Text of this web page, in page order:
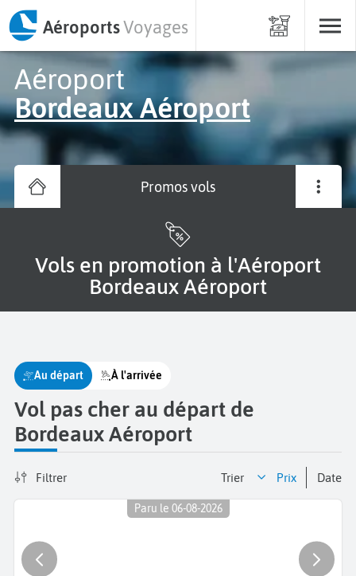
AéroportsVoyages
Aéroport
Bordeaux Aéroport
Promos vols
Vols en promotion à l'Aéroport
Bordeaux Aéroport
Vol pas cher au départ de
Bordeaux Aéroport
Au départ À l'arrivée
Filtrer Trier prix date
Paru le 06-08-2026